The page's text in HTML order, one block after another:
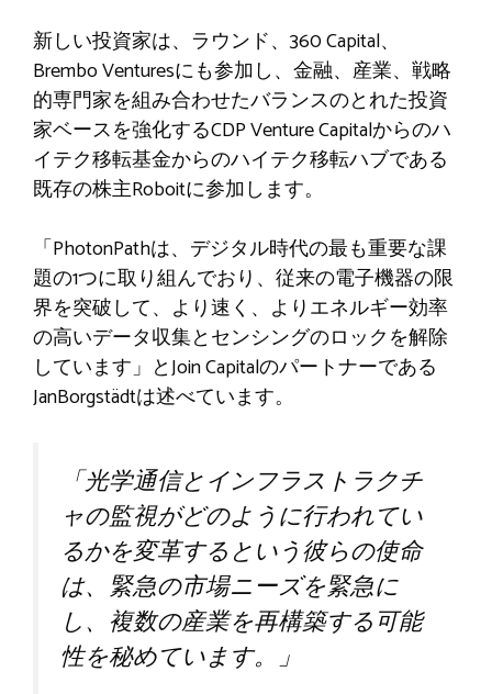
新しい投資家は、ラウンド、360 Capital、
Brembo Venturesにも参加し、金融、産業、戦略
的専門家を組み合わせたバランスのとれた投資
家ベースを強化するCDP Venture Capitalからのハ
イテク移転基金からのハイテク移転ハブである
既存の株主Roboitに参加します。
「PhotonPathは、デジタル時代の最も重要な課
題の1つに取り組んでおり、従来の電子機器の限
界を突破して、より速く、よりエネルギー効率
の高いデータ収集とセンシングのロックを解除
しています」とJoin Capitalのパートナーである
JanBorgstädtは述べています。
「光学通信とインフラストラクチ
ャの監視がどのように行われてい
るかを変革するという彼らの使命
は、緊急の市場ニーズを緊急に
し、複数の産業を再構築する可能
性を秘めています。」